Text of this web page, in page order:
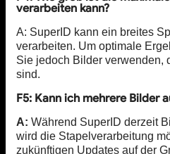
verarbeiten kann?
A: SuperID kann ein breites
verarbeiten. Um optimale
Sie jedoch Bilder verwenden,
sind.
F5: Kann ich mehrere Bilder
A: Während SuperID derzeit
wird die Stapelverarbeitung
zukünftigen Updates auf der